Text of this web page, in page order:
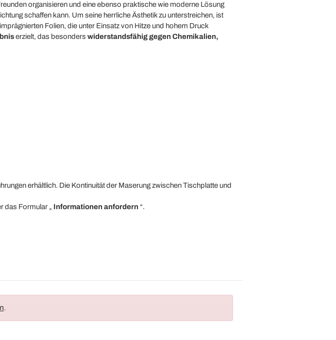
organisieren und eine ebenso praktische wie moderne Lösung
schaffen kann. Um seine herrliche Ästhetik zu unterstreichen, ist
Folien, die unter Einsatz von Hitze und hohem Druck
erzielt, das besonders widerstandsfähig gegen Chemikalien,
erhältlich. Die Kontinuität der Maserung zwischen Tischplatte und
das Formular „ Informationen anfordern “.
.